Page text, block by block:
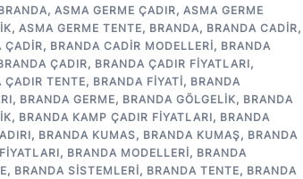
, ASMA GERME ÇADIR, ASMA GERME
, ASMA GERME TENTE, BRANDA, BRANDA CADIR,
ÇADIR, BRANDA CADIR MODELLERI, BRANDA
ÇADIR, BRANDA ÇADIR FIYATLARI,
ÇADIR TENTE, BRANDA FIYATI, BRANDA
, BRANDA GERME, BRANDA GÖLGELIK, BRANDA
, BRANDA KAMP ÇADIR FIYATLARI, BRANDA
, BRANDA KUMAS, BRANDA KUMAŞ, BRANDA
, BRANDA MODELLERI, BRANDA
, BRANDA SISTEMLERI, BRANDA TENTE, BRANDA